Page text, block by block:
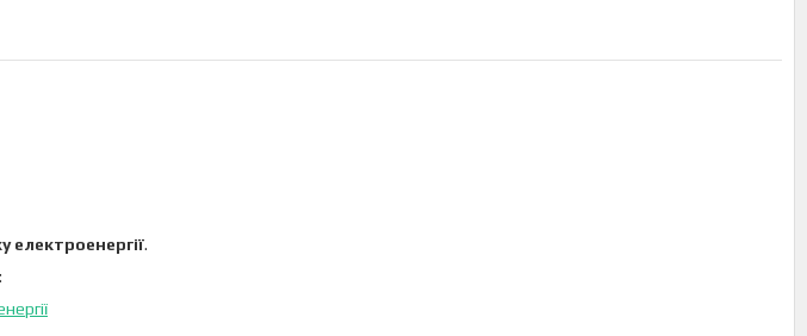
електроенергії.